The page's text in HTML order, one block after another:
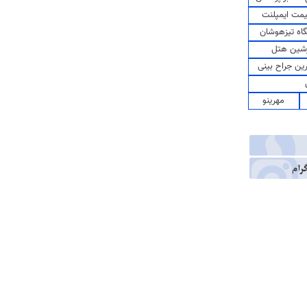
ایمپلنت
تیزهوشان
هتل
جراح بینی
مهرینو